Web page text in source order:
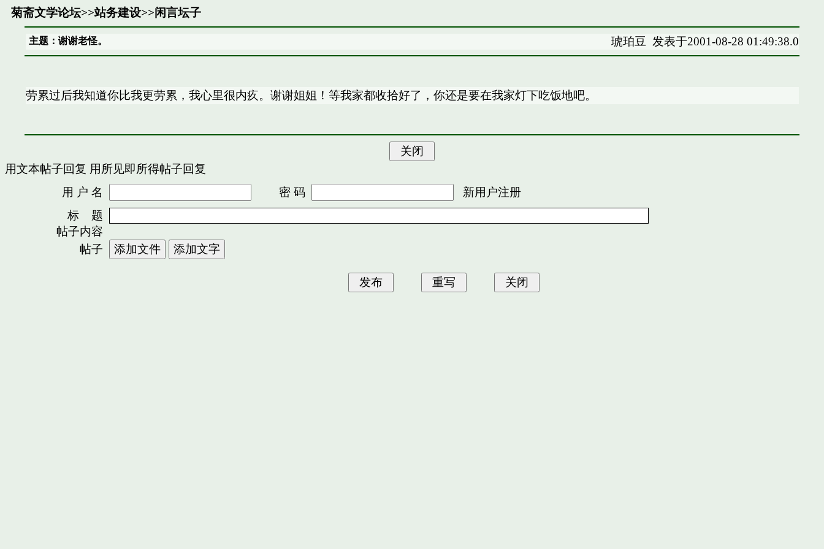
菊斋文学论坛>>站务建设>>闲言坛子
主题：谢谢老怪。 琥珀豆 发表于2001-08-28 01:49:38.0
劳累过后我知道你比我更劳累，我心里很内疚。谢谢姐姐！等我家都收拾好了，你还是要在我家灯下吃饭地吧。
用文本帖子回复 用所见即所得帖子回复
用 户 名
密 码
新用户注册
标 题
帖子内容
帖子